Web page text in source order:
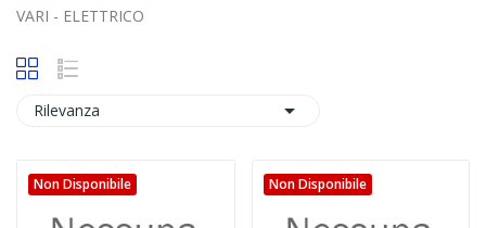
VARI - ELETTRICO
Rilevanza 
Non Disponibile Non Disponibile